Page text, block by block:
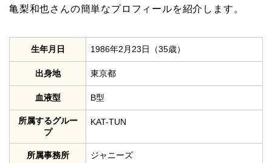
亀梨和也さんの簡単なプロフィールを紹介します。
生年月日 1986年2月23日（35歳）
出身地 東京都
血液型 B型
所属するグルー
プ
KAT-TUN
所属事務所 ジャニーズ